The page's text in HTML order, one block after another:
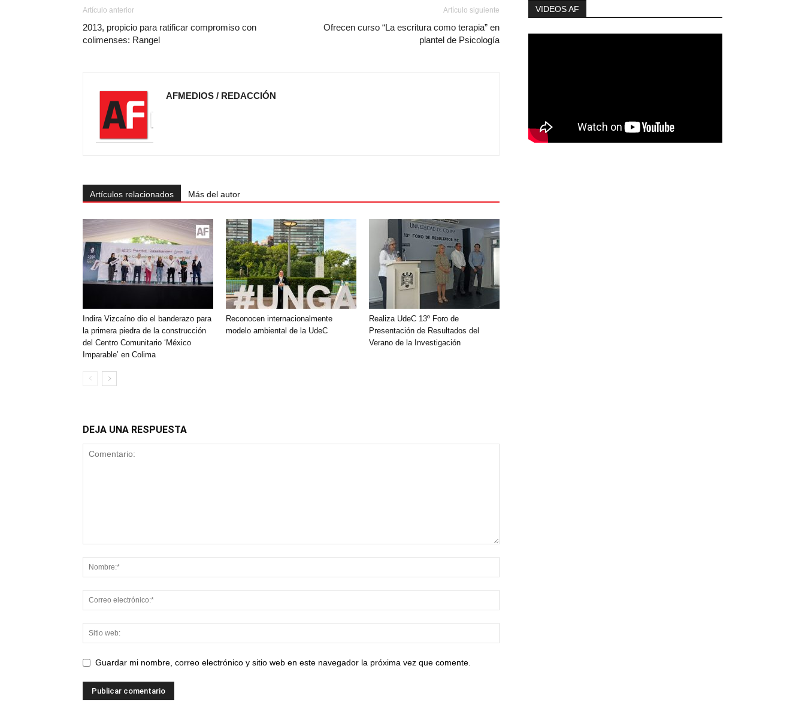
Artículo anterior
2013, propicio para ratificar compromiso con
colimenses: Rangel
Artículo siguiente
Ofrecen curso “La escritura como terapia” en
plantel de Psicología
AFMEDIOS / REDACCIÓN
Artículos relacionados Más del autor
Indira Vizcaíno dio el banderazo para
la primera piedra de la construcción
del Centro Comunitario ‘México
Imparable’ en Colima
Reconocen internacionalmente
modelo ambiental de la UdeC
Realiza UdeC 13º Foro de
Presentación de Resultados del
Verano de la Investigación
DEJA UNA RESPUESTA
Guardar mi nombre, correo electrónico y sitio web en este navegador la próxima vez que comente.
VIDEOS AF